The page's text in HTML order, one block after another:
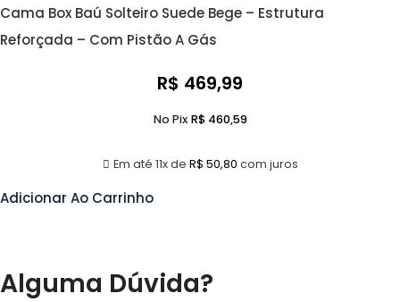
Cama Box Baú Solteiro Suede Bege – Estrutura
Reforçada – Com Pistão A Gás
R$ 469,99
Em até 11x de R$ 50,80 com juros
No Pix R$460,59
Adicionar Ao Carrinho
Alguma Dúvida?